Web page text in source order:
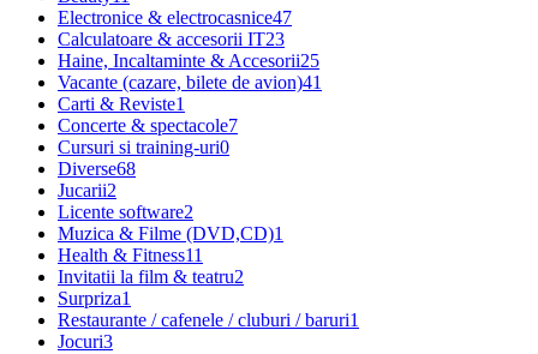
Electronice & electrocasnice47
Calculatoare & accesorii IT23
Haine, Incaltaminte & Accesorii25
Vacante (cazare, bilete de avion)41
Carti & Reviste1
Concerte & spectacole7
Cursuri si training-uri0
Diverse68
Jucarii2
Licente software2
Muzica & Filme (DVD,CD)1
Health & Fitness11
Invitatii la film & teatru2
Surpriza1
Restaurante / cafenele / cluburi / baruri1
Jocuri3